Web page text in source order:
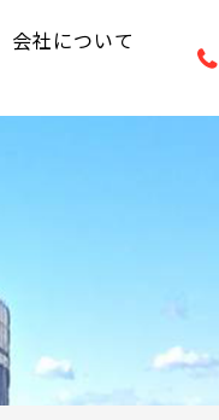
会社について